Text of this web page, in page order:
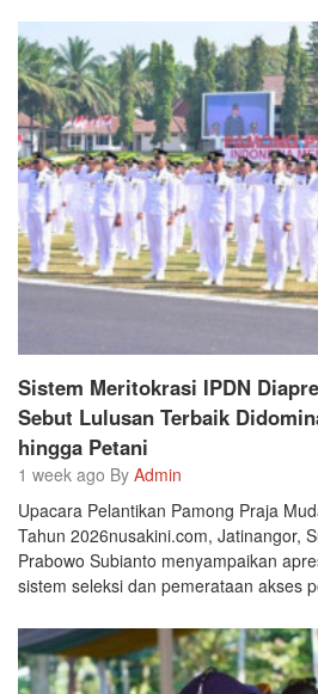
Sistem Meritokrasi IPDN
Sebut Lulusan Terbaik
hingga Petani
1 week ago By Admin
Upacara Pelantikan Pamong Praja
Tahun 2026nusakini.com, Jatinangor,
Prabowo Subianto menyampaikan
sistem seleksi dan pemerataan akses